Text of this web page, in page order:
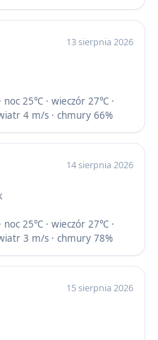
13 sierpnia 2026
noc 25℃ · wieczór 27℃ ·
4 m/s · chmury 66%
14 sierpnia 2026
noc 25℃ · wieczór 27℃ ·
3 m/s · chmury 78%
15 sierpnia 2026